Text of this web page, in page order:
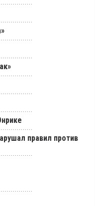
правил против